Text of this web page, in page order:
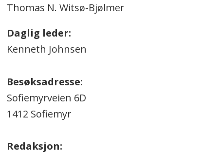
Thomas N. Witsø-Bjølmer
Daglig leder:
Kenneth Johnsen
Besøksadresse:
Sofiemyrveien 6D
1412 Sofiemyr
Redaksjon: